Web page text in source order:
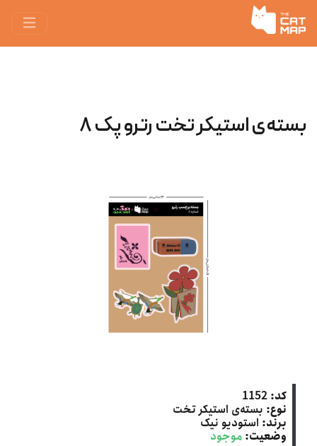
بسته‌ی استیکر تخت رترو پک ۸
کد: 1152
نوع: بسته‌ی استیکر تخت
برند: استودیو نیک
وضعیت: موجود